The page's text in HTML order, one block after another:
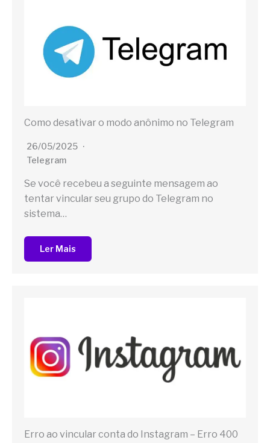
Como desativar o modo anônimo no Telegram
26/05/2025
Telegram
Se você recebeu a seguinte mensagem ao
tentar vincular seu grupo do Telegram no
sistema…
Ler Mais
Erro ao vincular conta do Instagram – Erro 400